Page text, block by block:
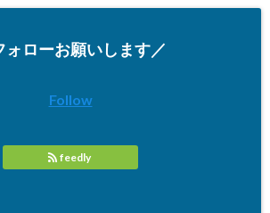
ォローお願いします／
Follow
feedly